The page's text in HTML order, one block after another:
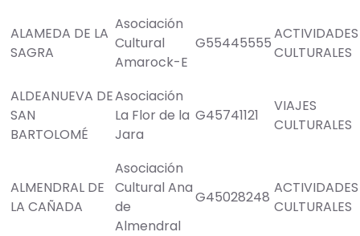
ALAMEDA DE LA
SAGRA
Asociación
Cultural
Amarock-E
G55445555
ACTIVIDADES
CULTURALES
ALDEANUEVA DE
SAN
BARTOLOMÉ
Asociación
La Flor de la
Jara
G45741121
VIAJES
CULTURALES
ALMENDRAL DE
LA CAÑADA
Asociación
Cultural Ana
de
Almendral
G45028248
ACTIVIDADES
CULTURALES